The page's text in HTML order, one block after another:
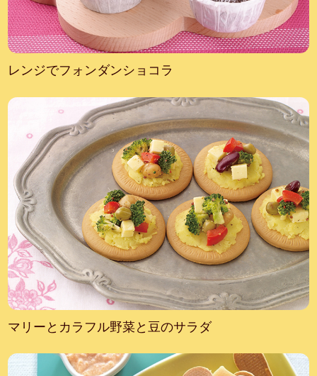
レンジでフォンダンショコラ
マリーとカラフル野菜と豆のサラダ